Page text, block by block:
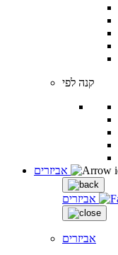
קנה לפי
אביזרים
אביזרים